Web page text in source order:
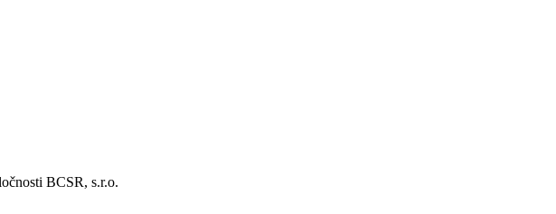
BCSR, s.r.o.